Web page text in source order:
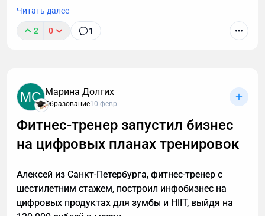
Читать далее
2 0 1
MC Марина Долгих
Образование10 февр
Фитнес-тренер запустил бизнес
на цифровых планах тренировок
Алексей из Санкт-Петербурга, фитнес-тренер с
шестилетним стажем, построил инфобизнес на
цифровых продуктах для зумбы и HIIT, выйдя на